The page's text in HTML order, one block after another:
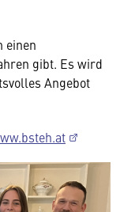
einen
gibt. Es wird
Angebot